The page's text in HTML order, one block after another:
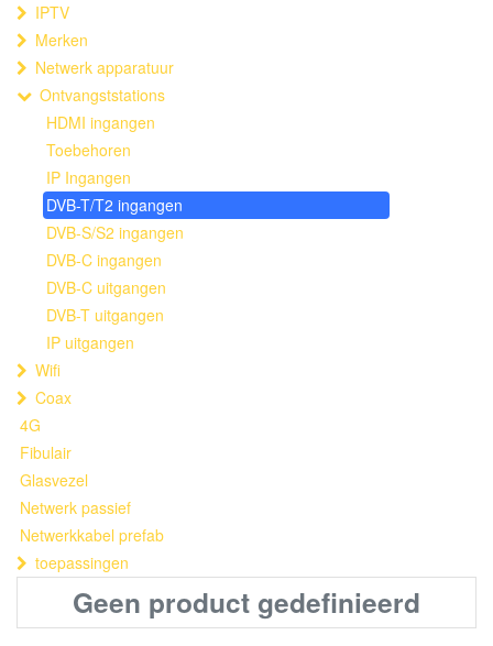
IPTV
Merken
Netwerk apparatuur
Ontvangststations
HDMI ingangen
Toebehoren
IP Ingangen
DVB-T/T2 ingangen
DVB-S/S2 ingangen
DVB-C ingangen
DVB-C uitgangen
DVB-T uitgangen
IP uitgangen
Wifi
Coax
4G
Fibulair
Glasvezel
Netwerk passief
Netwerkkabel prefab
toepassingen
Geen product gedefinieerd